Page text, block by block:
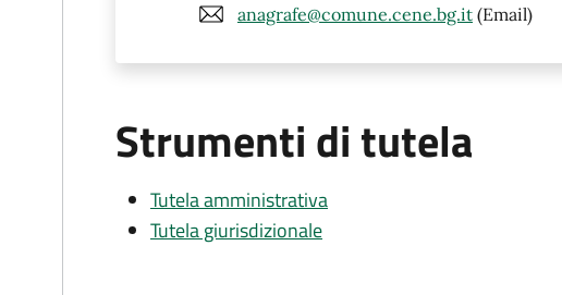
anagrafe@comune.cene.bg.it (Email)
Strumenti di tutela
Tutela amministrativa
Tutela giurisdizionale